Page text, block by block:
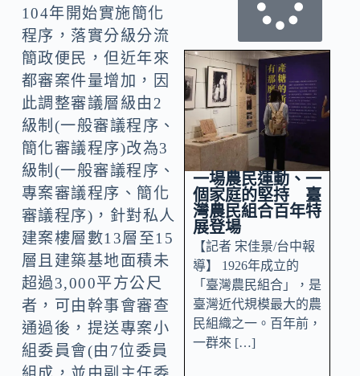
104年開始實施簡化
程序，落實分級分流
簡政便民，但近年來
都審案件量增加，因
此調整審議層級由2
級制(一般審議程序、
簡化審議程序)改為3
級制(一般審議程序、
專案審議程序、簡化
審議程序)，針對私人
建案樓層數13層至15
層且建築基地面積未
超過3,000平方公尺
者，可由幹事會審查
通過後，提送專案小
組委員會(由7位委員
一場農民運動、一
個家庭的堅持 臺
灣農民組合百年特
展登場
【記者 宋佳景/台中報
導】 1926年成立的
「臺灣農民組合」，是
臺灣近代規模最大的農
民組織之一。百年前，
一群來 […]